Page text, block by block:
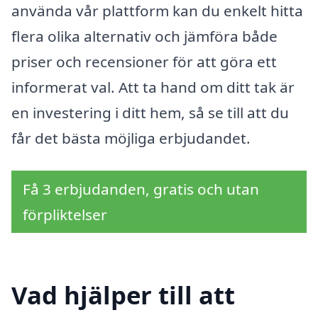
använda vår plattform kan du enkelt hitta
flera olika alternativ och jämföra både
priser och recensioner för att göra ett
informerat val. Att ta hand om ditt tak är
en investering i ditt hem, så se till att du
får det bästa möjliga erbjudandet.
Få 3 erbjudanden, gratis och utan
förpliktelser
Vad hjälper till att